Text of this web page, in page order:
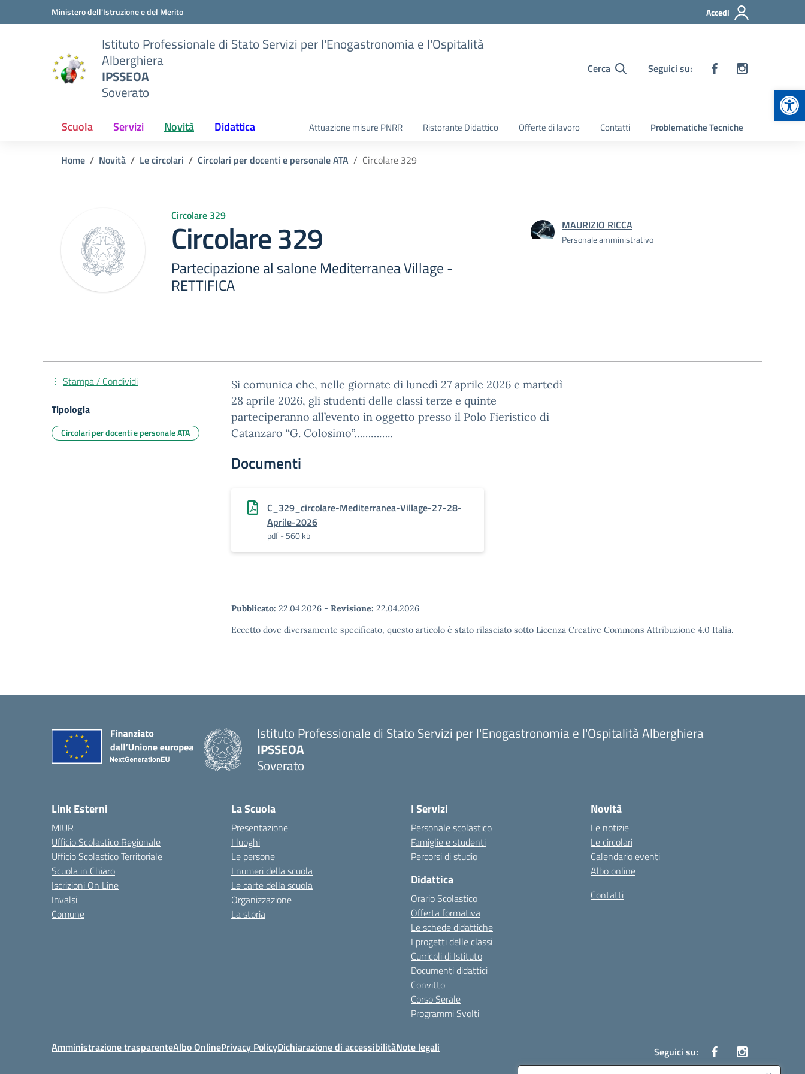
Vai ai contenuti
Vai al menu di navigazioneMinistero dell'Istruzione e del Merito Accedi
Istituto Professionale di Stato Servizi per l'Enogastronomia e l'Ospitalità
Alberghiera
IPSSEOA
Soverato
Cerca Seguici su:
Scuola Servizi Novità Didattica Attuazione misure PNRR Ristorante Didattico Offerte di lavoro Contatti Problematiche Tecniche
Home Novità Le circolari Circolari per docenti e personale ATA Circolare 329
Circolare 329
Circolare 329
Partecipazione al salone Mediterranea Village -
RETTIFICA
MAURIZIO RICCA
Personale amministrativo
Si comunica che, nelle giornate di lunedì 27 aprile 2026 e martedì
28 aprile 2026, gli studenti delle classi terze e quinte
parteciperanno all’evento in oggetto presso il Polo Fieristico di
Catanzaro “G. Colosimo”…………..
Documenti
C_329_circolare-Mediterranea-Village-27-28-
Aprile-2026
pdf - 560 kb
Pubblicato: 22.04.2026 - Revisione: 22.04.2026
Eccetto dove diversamente specificato, questo articolo è stato rilasciato sotto Licenza Creative Commons Attribuzione 4.0 Italia.
Stampa / Condividi
Tipologia
Circolari per docenti e personale ATA
Istituto Professionale di Stato Servizi per l'Enogastronomia e l'Ospitalità Alberghiera
IPSSEOA
Soverato
Link Esterni
MIUR
Ufficio Scolastico Regionale
Ufficio Scolastico Territoriale
Scuola in Chiaro
Iscrizioni On Line
Invalsi
Comune
La Scuola
Presentazione
I luoghi
Le persone
I numeri della scuola
Le carte della scuola
Organizzazione
La storia
I Servizi
Personale scolastico
Famiglie e studenti
Percorsi di studio
Didattica
Orario Scolastico
Offerta formativa
Le schede didattiche
I progetti delle classi
Curricoli di Istituto
Documenti didattici
Convitto
Corso Serale
Programmi Svolti
Novità
Le notizie
Le circolari
Calendario eventi
Albo online
Contatti
Amministrazione trasparenteAlbo OnlinePrivacy PolicyDichiarazione di accessibilitàNote legali Seguici su: